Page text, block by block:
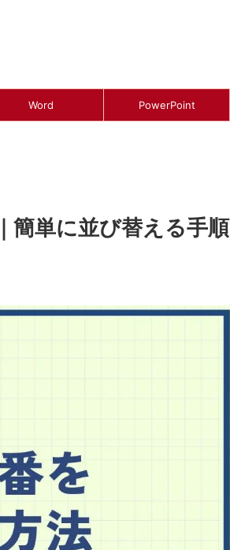
Word PowerPoint
簡単に並び替える手順